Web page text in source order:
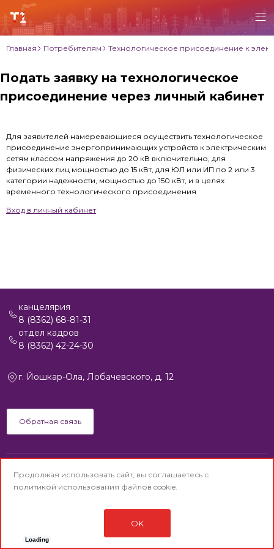
Главная Потребителям Технологическое присоединение к
Подать заявку на технологическое
присоединение через личный кабинет
Для заявителей намеревающиеся осуществить технологическое
присоединение энергопринимающих устройств к электрическим
сетям классом напряжения до 20 кВ включительно, для
физических лиц мощностью до 15 кВт, для ЮЛ или ИП по 2 или 3
категории надежности, мощностью до 150 кВт, и в целях
временного технологического присоединения
Вход в личный кабинет
канцелярия
8 (8362) 68-81-31
отдел кадров
8 (8362) 42-24-30
г. Йошкар-Ола, Лобачевского, д. 12
Обратная связь
© АО «Йошкар-Олинская ТЭЦ-1» © 1992-2025
(Старая версия сайта)
Продолжая использовать сайт, вы соглашаетесь с
политикой использования файлов cookie.
OK
Loading